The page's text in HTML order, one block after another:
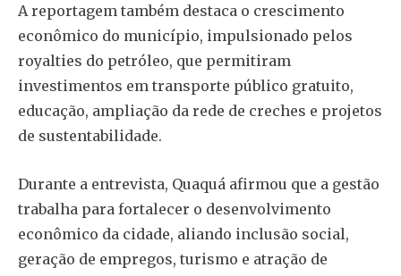
A reportagem também destaca o crescimento
econômico do município, impulsionado pelos
royalties do petróleo, que permitiram
investimentos em transporte público gratuito,
educação, ampliação da rede de creches e projetos
de sustentabilidade.
Durante a entrevista, Quaquá afirmou que a gestão
trabalha para fortalecer o desenvolvimento
econômico da cidade, aliando inclusão social,
geração de empregos, turismo e atração de